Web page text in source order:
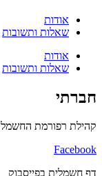
אודות
שאלות ותשובות
אודות
שאלות ותשובות
חברתי
קהילת רפורמת החשמל
Facebook
דף חשמלית בפייסבוק